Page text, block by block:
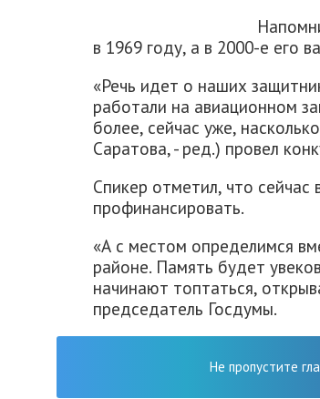
в 1969 году, а в 2000-е его
«Речь идет о наших
работали на авиационном
более, сейчас уже,
Саратова, - ред.) провел
Спикер отметил, что
профинансировать.
«А с местом определимся
районе. Память будет
начинают топтаться,
председатель Госдумы.
Не пропустите